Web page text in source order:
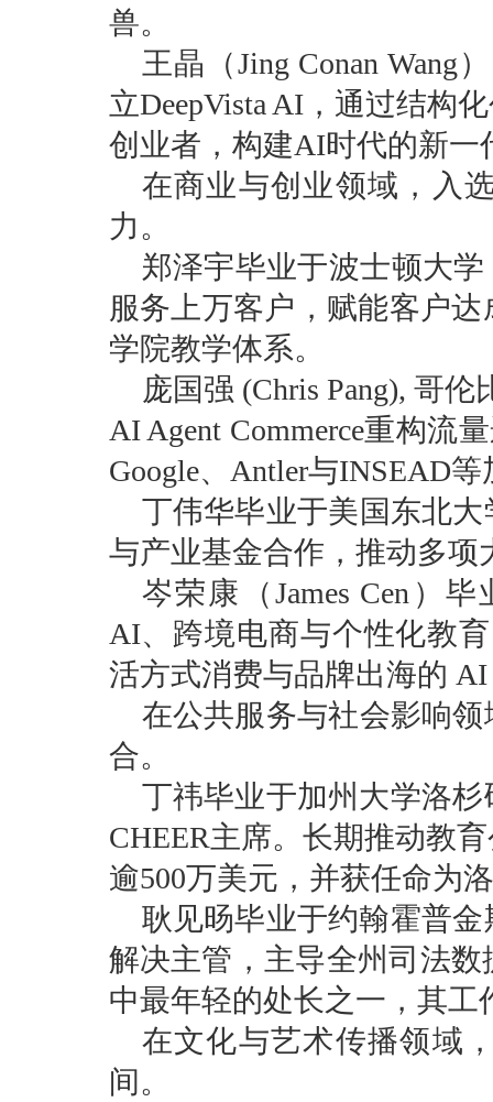
兽。
王晶（Jing Conan Wang
立DeepVista AI，通过结构
创业者， 构建AI时代的新一
在商业与创业领域，入
力。
郑泽宇毕业于波士顿大
服务上万客户，赋能客户
学院教学体系。
庞国强 (Chris Pang), 哥
AI Agent Commerce重构流
Google、Antler与INSEAD
丁伟华毕业于美国东北
与产业基金合作，推动多项
岑荣康（James Cen）
AI、跨境电商与个性化教
活方式消费与品牌出海的
在公共服务与社会影响
合。
丁祎毕业于加州大学洛杉
CHEER主席。 长期推动教
逾500万美元， 并获任命为
耿见旸毕业于约翰霍普金
解决主管， 主导全州司法
中最年轻的处长之一，其
在文化与艺术传播领域
间。